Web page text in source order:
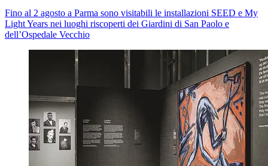
Fino al 2 agosto a Parma sono visitabili le installazioni SEED e My
Light Years nei luoghi riscoperti dei Giardini di San Paolo e
dell’Ospedale Vecchio